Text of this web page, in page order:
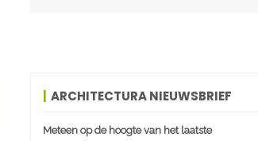
ARCHITECTURA NIEUWSBRIEF
Meteen op de hoogte van het laatste